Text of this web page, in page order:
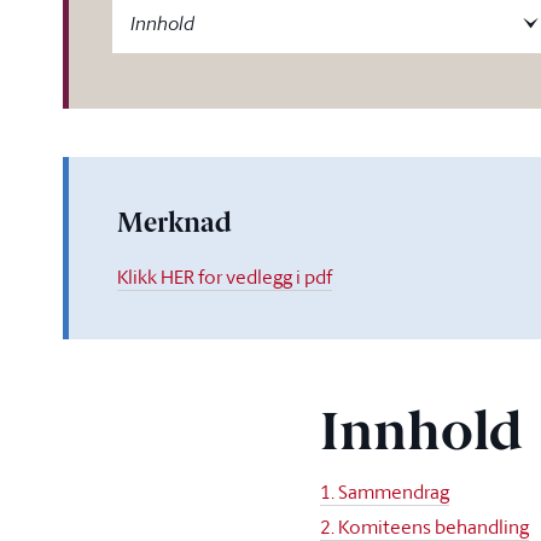
Innhold
Merknad
Klikk HER for vedlegg i pdf
Innhold
1. Sammendrag
2. Komiteens behandling